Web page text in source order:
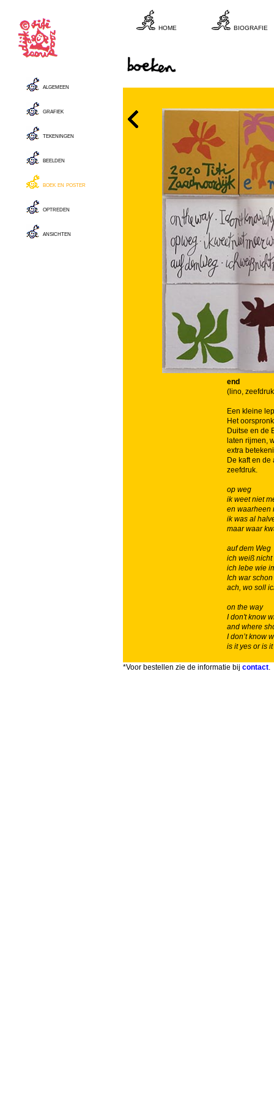
end
(lino,
Een kleine
Het
Duitse en de
laten rijmen,
extra
De kaft en
zeefdruk.
op weg
ik weet niet
en waarheen
ik was al
maar waar
auf dem Weg
ich weiß
ich lebe wie
Ich war
ach, wo soll
on the way
I don't know
and where
I don’t know
is it yes or is
*Voor bestellen zie de informatie bij contact.